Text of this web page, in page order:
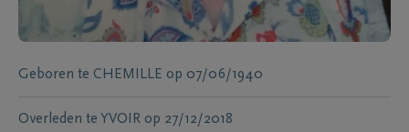
Geboren te CHEMILLE op 07/06/1940
Overleden te YVOIR op 27/12/2018